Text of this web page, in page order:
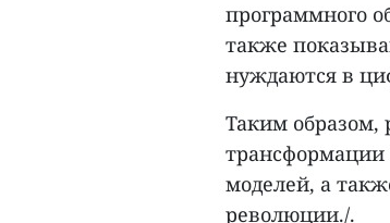
программного
также
нуждаются в
Таким образом,
трансформации
моделей, а
революции./.